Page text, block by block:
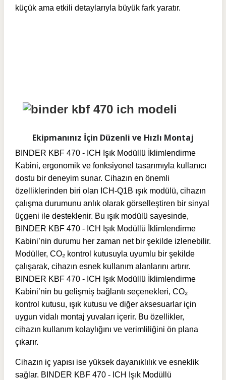
küçük ama etkili detaylarıyla büyük fark yaratır.
Ekipmanınız İçin Düzenli ve Hızlı Montaj
BINDER KBF 470 - ICH Işık Modüllü İklimlendirme
Kabini, ergonomik ve fonksiyonel tasarımıyla kullanıcı
dostu bir deneyim sunar. Cihazın en önemli
özelliklerinden biri olan ICH-Q1B ışık modülü, cihazın
çalışma durumunu anlık olarak görselleştiren bir sinyal
üçgeni ile desteklenir. Bu ışık modülü sayesinde,
BINDER KBF 470 - ICH Işık Modüllü İklimlendirme
Kabini’nin durumu her zaman net bir şekilde izlenebilir.
Modüller, CO₂ kontrol kutusuyla uyumlu bir şekilde
çalışarak, cihazın esnek kullanım alanlarını artırır.
BINDER KBF 470 - ICH Işık Modüllü İklimlendirme
Kabini’nin bu gelişmiş bağlantı seçenekleri, CO₂
kontrol kutusu, ışık kutusu ve diğer aksesuarlar için
uygun vidalı montaj yuvaları içerir. Bu özellikler,
cihazın kullanım kolaylığını ve verimliliğini ön plana
çıkarır.
Cihazın iç yapısı ise yüksek dayanıklılık ve esneklik
sağlar. BINDER KBF 470 - ICH Işık Modüllü